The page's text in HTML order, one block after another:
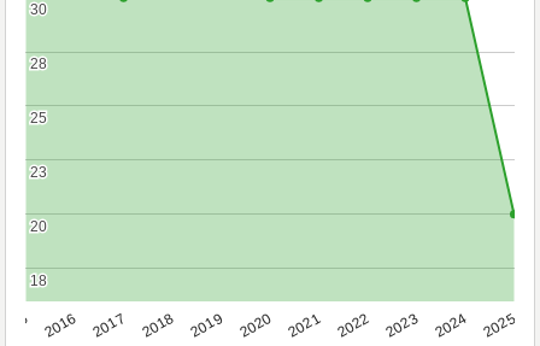
2016 2017 2018 2019 2020 2021 2022 2023 2024 2025
18
18
20
20
23
23
25
25
28
28
30
30